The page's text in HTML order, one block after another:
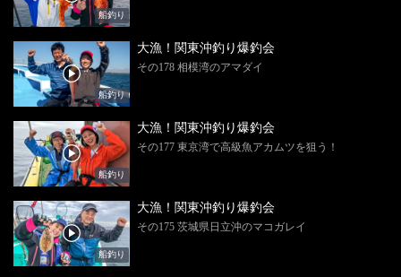
船釣り
船釣り
大漁！関東沖釣り爆釣会
その178 相模湾のアマダイ
船釣り
大漁！関東沖釣り爆釣会
その177 東京湾で高級魚アカムツを狙う！
船釣り
大漁！関東沖釣り爆釣会
その175 茨城県日立沖のマコガレイ